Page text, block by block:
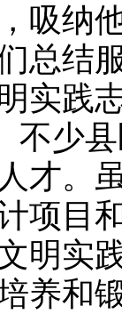
吸纳
总结
实践
不少
才。
项目
明实
养和